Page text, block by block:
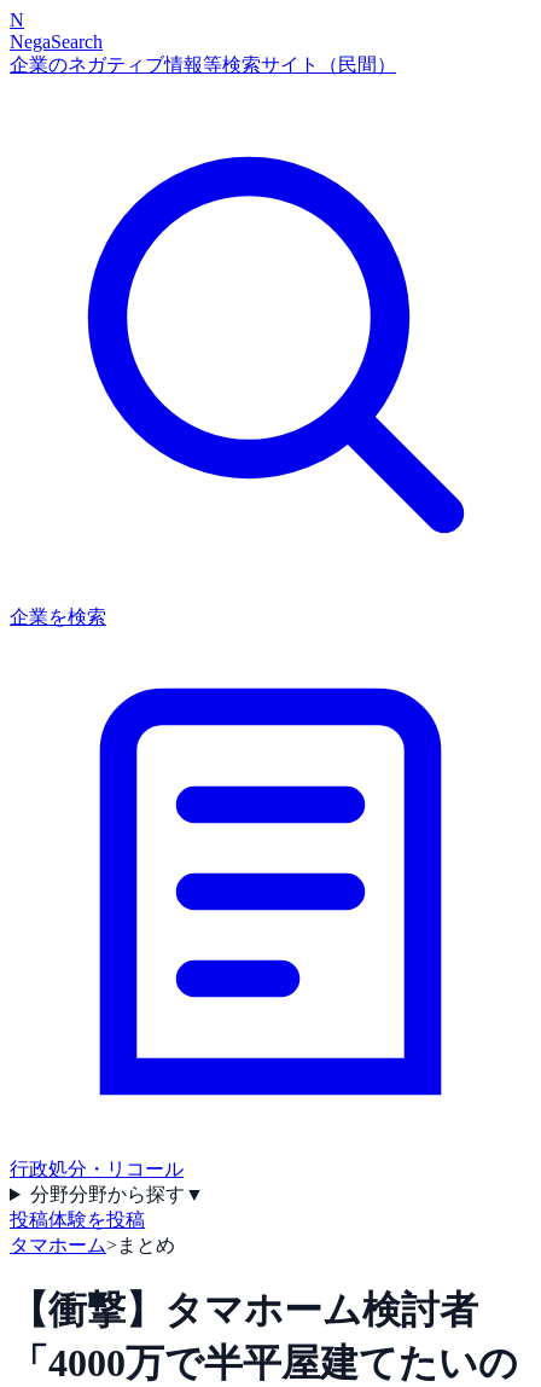
N
NegaSearch
企業のネガティブ情報等検索サイト（民間）
企業を検索
行政処分・リコール
分野分野から探す ▼
投稿体験を投稿
タマホーム>まとめ
【衝撃】タマホーム検討者
「4000万で半平屋建てたいの